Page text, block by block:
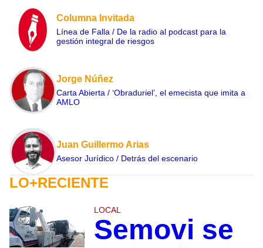
Columna Invitada
Línea de Falla / De la radio al podcast para la
gestión integral de riesgos
Jorge Núñez
Carta Abierta / ‘Obraduriel’, el emecista que imita a
AMLO
Juan Guillermo Arias
Asesor Jurídico / Detrás del escenario
LO+RECIENTE
LOCAL
Semovi se